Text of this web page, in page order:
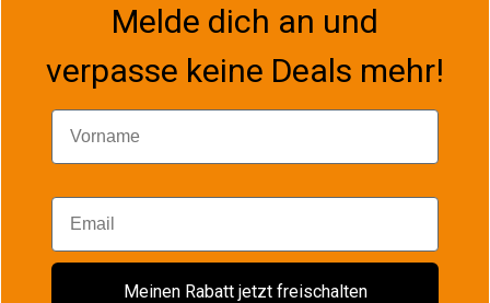
Melde dich an und
verpasse keine Deals mehr!
Vorname
Email
Meinen Rabatt jetzt freischalten